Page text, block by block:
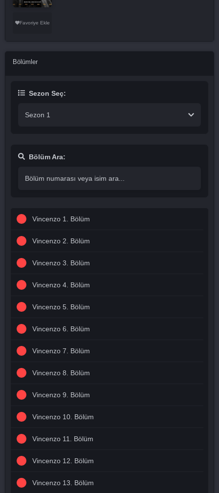
Favoriye Ekle
Bölümler
Sezon Seç:
Sezon 1
Bölüm Ara:
Vincenzo 1. Bölüm
Vincenzo 2. Bölüm
Vincenzo 3. Bölüm
Vincenzo 4. Bölüm
Vincenzo 5. Bölüm
Vincenzo 6. Bölüm
Vincenzo 7. Bölüm
Vincenzo 8. Bölüm
Vincenzo 9. Bölüm
Vincenzo 10. Bölüm
Vincenzo 11. Bölüm
Vincenzo 12. Bölüm
Vincenzo 13. Bölüm